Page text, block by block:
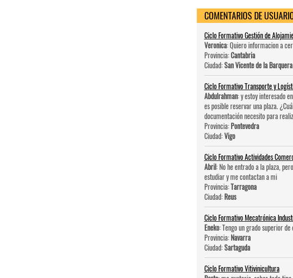
COMENTARIOS DE
Ciclo Formativo Gestión de
Veronica: Quiero informacion a
Provincia:Cantabria
Ciudad:San Vicente de la Barquera
Ciclo Formativo Transporte y
Abdulrahman: y estoy interesado
es posible reservar una plaza.
documentación necesito para
Provincia:Pontevedra
Ciudad:Vigo
Ciclo Formativo Actividades
Abril: No he entrado a la plaza,
estudiar y me contactan a mi
Provincia:Tarragona
Ciudad:Reus
Ciclo Formativo Mecatrónica
Eneko: Tengo un grado superior
Provincia:Navarra
Ciudad:Sartaguda
Ciclo Formativo Vitivinicultura